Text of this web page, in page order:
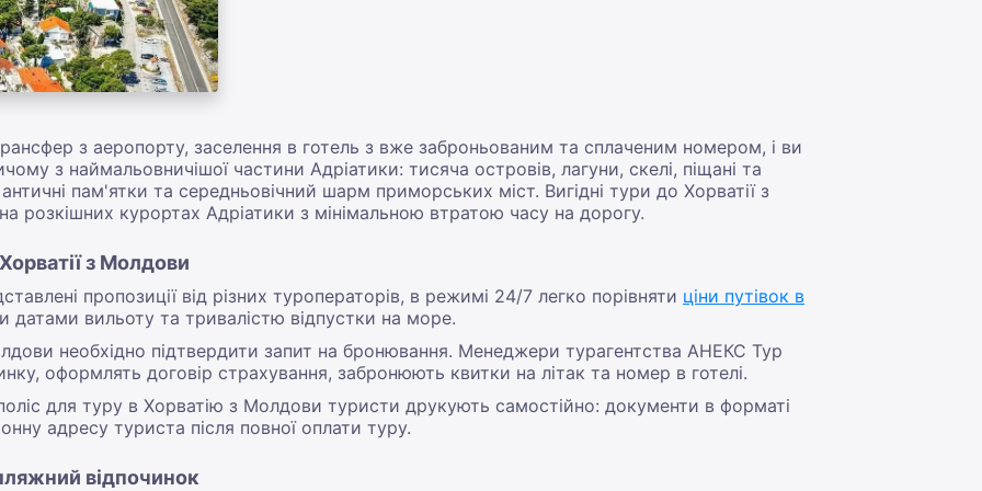
з аеропорту, заселення в готель з вже заброньованим та сплаченим номером, і ви
з наймальовничішої частини Адріатики: тисяча островів, лагуни, скелі, піщані та
античні пам'ятки та середньовічний шарм приморських міст. Вигідні тури до Хорватії з
розкішних курортах Адріатики з мінімальною втратою часу на дорогу.
з Молдови
пропозиції від різних туроператорів, в режимі 24/7 легко порівняти ціни путівок в
датами вильоту та тривалістю відпустки на море.
необхідно підтвердити запит на бронювання. Менеджери турагентства АНЕКС Тур
оформлять договір страхування, забронюють квитки на літак та номер в готелі.
для туру в Хорватію з Молдови туристи друкують самостійно: документи в форматі
адресу туриста після повної оплати туру.
відпочинок